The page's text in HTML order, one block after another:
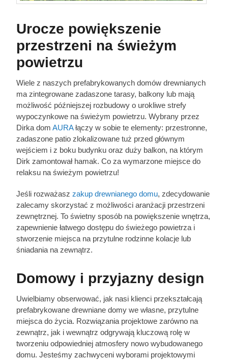
Urocze powiększenie
przestrzeni na świeżym
powietrzu
Wiele z naszych prefabrykowanych domów drewnianych
ma zintegrowane zadaszone tarasy, balkony lub mają
możliwość późniejszej rozbudowy o urokliwe strefy
wypoczynkowe na świeżym powietrzu. Wybrany przez
Dirka dom AURAłączy w sobie te elementy: przestronne,
zadaszone patio zlokalizowane tuż przed głównym
wejściem i z boku budynku oraz duży balkon, na którym
Dirk zamontował hamak. Co za wymarzone miejsce do
relaksu na świeżym powietrzu!
Jeśli rozważasz zakup drewnianego domu, zdecydowanie
zalecamy skorzystać z możliwości aranżacji przestrzeni
zewnętrznej. To świetny sposób na powiększenie wnętrza,
zapewnienie łatwego dostępu do świeżego powietrza i
stworzenie miejsca na przytulne rodzinne kolacje lub
śniadania na zewnątrz.
Domowy i przyjazny design
Uwielbiamy obserwować, jak nasi klienci przekształcają
prefabrykowane drewniane domy we własne, przytulne
miejsca do życia. Rozwiązania projektowe zarówno na
zewnątrz, jak i wewnątrz odgrywają kluczową rolę w
tworzeniu odpowiedniej atmosfery nowo wybudowanego
domu. Jesteśmy zachwyceni wyborami projektowymi